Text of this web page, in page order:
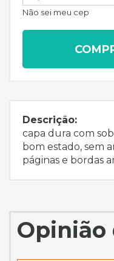
Não sei meu cep
Descrição:
capa dura com
bom estado, sem
páginas e bordas
Opinião